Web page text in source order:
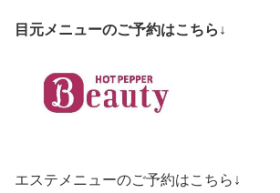
目元メニューのご予約はこちら↓
エステメニューのご予約はこちら↓